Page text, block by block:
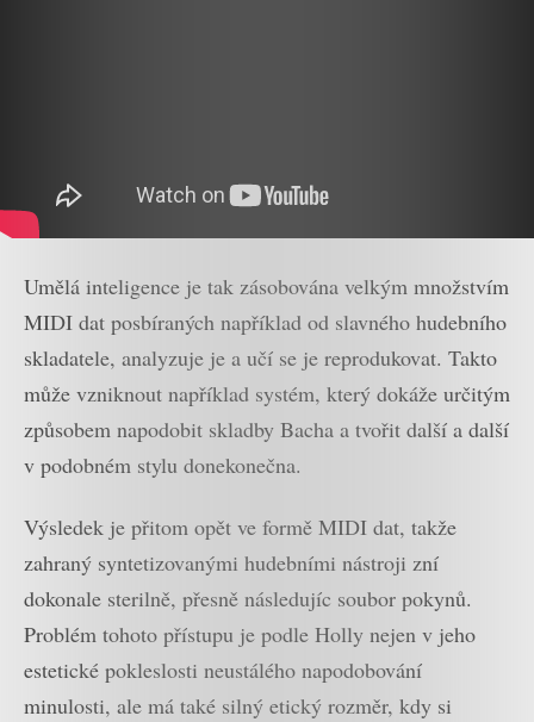
Umělá inteligence je tak zásobována velkým množstvím
MIDI dat posbíraných například od slavného hudebního
skladatele, analyzuje je a učí se je reprodukovat. Takto
může vzniknout například systém, který dokáže určitým
způsobem napodobit skladby Bacha a tvořit další a další
v podobném stylu donekonečna.
Výsledek je přitom opět ve formě MIDI dat, takže
zahraný syntetizovanými hudebními nástroji zní
dokonale sterilně, přesně následujíc soubor pokynů.
Problém tohoto přístupu je podle Holly nejen v jeho
estetické pokleslosti neustálého napodobování
minulosti, ale má také silný etický rozměr, kdy si